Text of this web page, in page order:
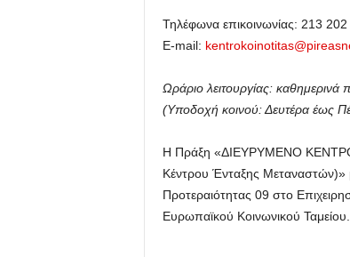
Τηλέφωνα επικοινωνίας: 213
E-mail:
Ωράριο λειτουργίας:
(Υποδοχή κοινού: Δευτέρα έως
Η Πράξη «ΔΙΕΥΡΥΜΕΝΟ
Κέντρου Ένταξης Μεταναστών)»
Προτεραιότητας 09 στο
Ευρωπαϊκού Κοινωνικού Ταμείου.